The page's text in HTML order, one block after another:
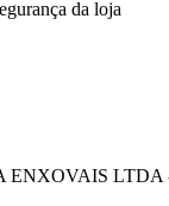
ENXOVAIS LTDA